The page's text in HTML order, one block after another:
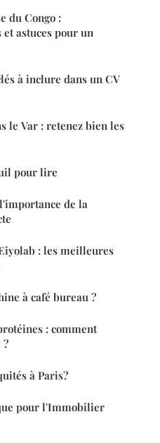
du Congo :
astuces pour un
à inclure dans un CV
le Var : retenez bien les
pour lire
de la
: les meilleures
à café bureau ?
: comment
?
à Paris?
pour l'Immobilier